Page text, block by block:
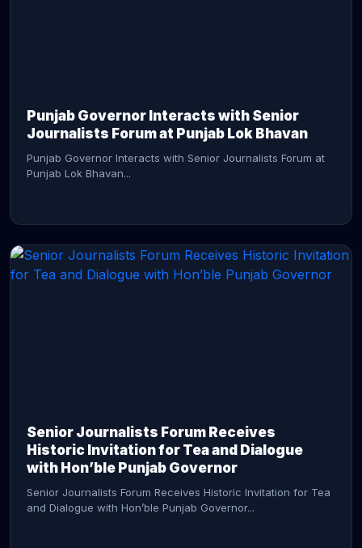
Punjab Governor Interacts with Senior
Journalists Forum at Punjab Lok Bhavan
Punjab Governor Interacts with Senior Journalists Forum at
Punjab Lok Bhavan...
Senior Journalists Forum Receives
Historic Invitation for Tea and Dialogue
with Hon’ble Punjab Governor
Senior Journalists Forum Receives Historic Invitation for Tea
and Dialogue with Hon’ble Punjab Governor...